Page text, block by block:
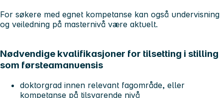
For søkere med egnet kompetanse kan også undervisning
og veiledning på masternivå være aktuelt.
Nødvendige kvalifikasjoner for tilsetting i stilling
som førsteamanuensis
doktorgrad innen relevant fagområde, eller
kompetanse på tilsvarende nivå